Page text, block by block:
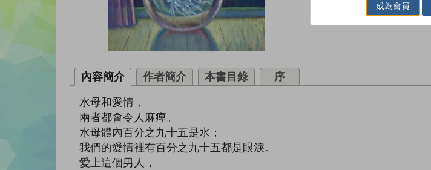
內容簡介 作者簡介 本書目錄 序
水母和愛情，
兩者都會令人麻痺。
水母體內百分之九十五是水；
我們的愛情裡有百分之九十五都是眼淚。
愛上這個男人，
成為會員